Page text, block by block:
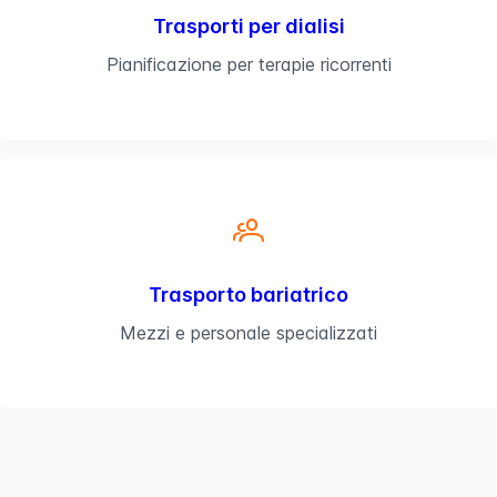
Trasporti per dialisi
Pianificazione per terapie ricorrenti
Trasporto bariatrico
Mezzi e personale specializzati